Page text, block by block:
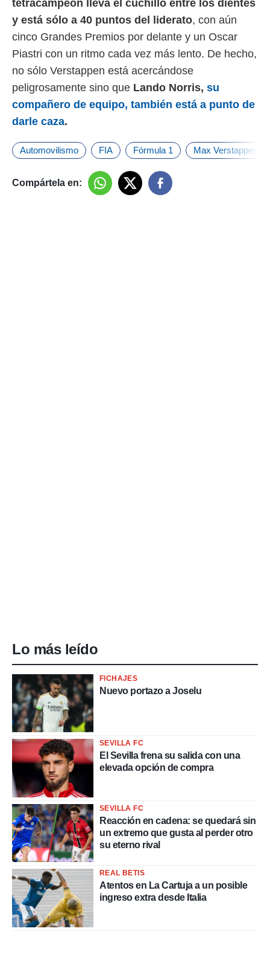
tetracampeón lleva el cuchillo entre los dientes
y está sólo a 40 puntos del liderato, con aún
cinco Grandes Premios por delante y un Oscar
Piastri con un ritmo cada vez más lento. De hecho,
no sólo Verstappen está acercándose
peligrosamente sino que Lando Norris, su
compañero de equipo, también está a punto de
darle caza.
Automovilismo FIA Fórmula 1 Max Verstappen
Compártela en:
Lo más leído
FICHAJES
Nuevo portazo a Joselu
SEVILLA FC
El Sevilla frena su salida con una
elevada opción de compra
SEVILLA FC
Reacción en cadena: se quedará sin
un extremo que gusta al perder otro
su eterno rival
REAL BETIS
Atentos en La Cartuja a un posible
ingreso extra desde Italia